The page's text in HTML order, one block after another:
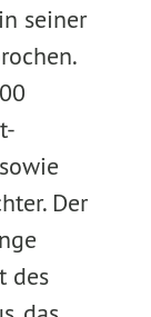
seiner
Der
des